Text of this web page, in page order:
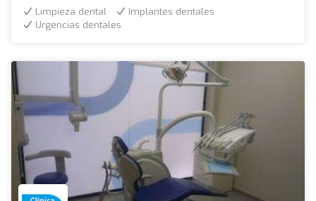
Limpieza dental
Implantes dentales
Urgencias dentales